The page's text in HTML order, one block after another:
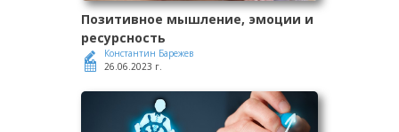
Позитивное мышление, эмоции и
ресурсность
Константин Барежев
26.06.2023 г.